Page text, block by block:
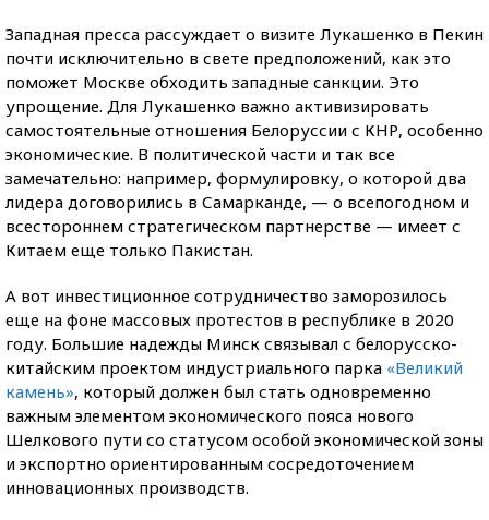
Западная пресса рассуждает о визите Лукашенко в Пекин
почти исключительно в свете предположений, как это
поможет Москве обходить западные санкции. Это
упрощение. Для Лукашенко важно активизировать
самостоятельные отношения Белоруссии с КНР, особенно
экономические. В политической части и так все
замечательно: например, формулировку, о которой два
лидера договорились в Самарканде, — о всепогодном и
всестороннем стратегическом партнерстве — имеет с
Китаем еще только Пакистан.
А вот инвестиционное сотрудничество заморозилось
еще на фоне массовых протестов в республике в 2020
году. Большие надежды Минск связывал с белорусско-
китайским проектом индустриального парка «Великий
камень», который должен был стать одновременно
важным элементом экономического пояса нового
Шелкового пути со статусом особой экономической зоны
и экспортно ориентированным сосредоточением
инновационных производств.